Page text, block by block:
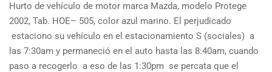
Hurto de vehículo de motor marca Mazda, modelo Protege
2002, Tab. HOE– 505, color azul marino. El perjudicado
estaciono su vehículo en el estacionamiento S (sociales) a
las 7:30am y permaneció en el auto hasta las 8:40am, cuando
paso a recogerlo a eso de las 1:30pm se percata que el